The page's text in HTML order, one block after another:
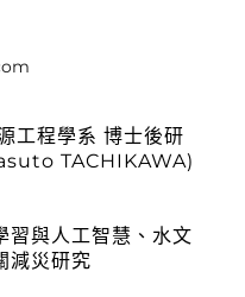
工程學系 博士後研
TACHIKAWA)
習與人工智慧、水文
減災研究